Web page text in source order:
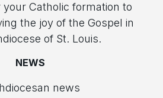
Catholic formation to
the joy of the Gospel in
of St. Louis.
NEWS
news